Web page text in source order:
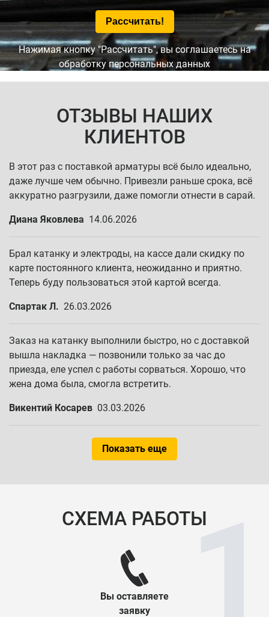
Нажимая кнопку "Рассчитать", вы соглашаетесь на
обработку персональных данных
ОТЗЫВЫ НАШИХ
КЛИЕНТОВ
В этот раз с поставкой арматуры всё было идеально,
даже лучше чем обычно. Привезли раньше срока, всё
аккуратно разгрузили, даже помогли отнести в сарай.
Диана Яковлева 14.06.2026
Брал катанку и электроды, на кассе дали скидку по
карте постоянного клиента, неожиданно и приятно.
Теперь буду пользоваться этой картой всегда.
Спартак Л. 26.03.2026
Заказ на катанку выполнили быстро, но с доставкой
вышла накладка — позвонили только за час до
приезда, еле успел с работы сорваться. Хорошо, что
жена дома была, смогла встретить.
Викентий Косарев 03.03.2026
Показать еще
СХЕМА РАБОТЫ
Вы оставляете
заявку